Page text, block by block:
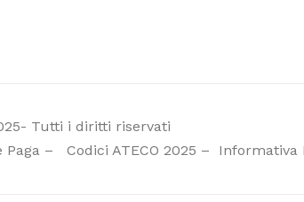
Tutti i diritti riservati
Paga– Codici ATECO 2025 – Informativa